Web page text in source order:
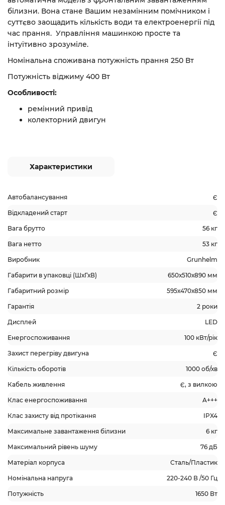
білизни. Вона стане Вашим незамінним помічником і
суттєво заощадить кількість води та електроенергії під
час прання. Управління машинкою просте та
інтуїтивно зрозуміле.
Номінальна споживана потужність прання 250 Вт
Потужність віджиму 400 Вт
Особливості:
ремінний привід
колекторний двигун
Характеристики
Автобалансування Є
Відкладений старт Є
Вага брутто 56 кг
Вага нетто 53 кг
Виробник Grunhelm
Габарити в упаковці (ШхГхВ) 650х510х890 мм
Габаритний розмір 595х470х850 мм
Гарантія 2 роки
Дисплей LED
Енергоспоживання 100 кВт/рік
Захист перегріву двигуна Є
Кількість оборотів 1000 об/хв
Кабель живлення Є, з вилкою
Клас енергоспоживання A+++
Клас захисту від протікання IPX4
Максимальне завантаження білизни 6 кг
Максимальний рівень шуму 76 дБ
Матеріал корпуса Сталь/Пластик
Номінальна напруга 220-240 В /50 Гц
Потужність 1650 Вт